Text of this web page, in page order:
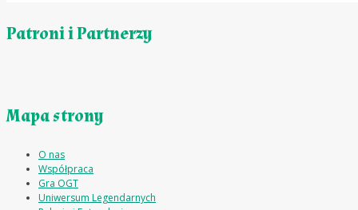
Patroni i Partnerzy
Mapa strony
O nas
Współpraca
Gra OGT
Uniwersum Legendarnych